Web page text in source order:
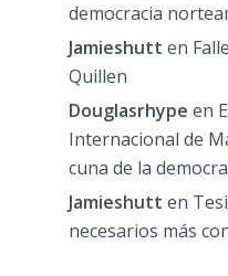
democracia
Jamieshutt en
Quillen
Douglasrhype en
Internacional de
cuna de la
Jamieshutt en
necesarios más